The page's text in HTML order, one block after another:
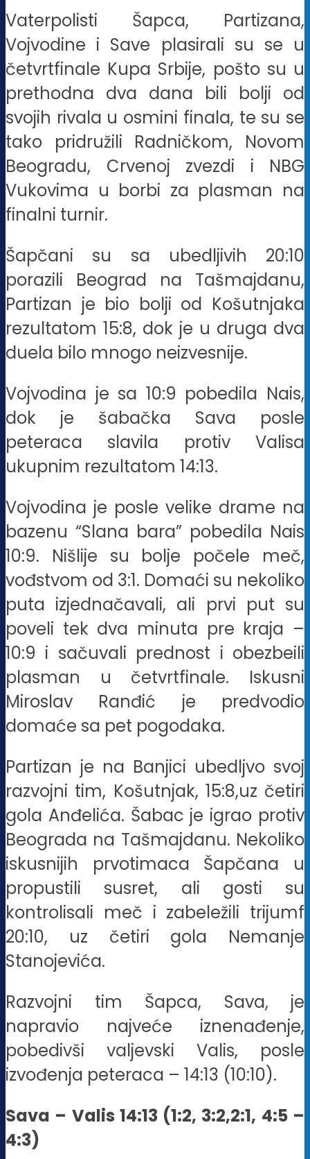
Vaterpolisti Šapca, Partizana,
Vojvodine i Save plasirali su se u
četvrtfinale Kupa Srbije, pošto su u
prethodna dva dana bili bolji od
svojih rivala u osmini finala, te su se
tako pridružili Radničkom, Novom
Beogradu, Crvenoj zvezdi i NBG
Vukovima u borbi za plasman na
finalni turnir.
Šapčani su sa ubedljivih 20:10
porazili Beograd na Tašmajdanu,
Partizan je bio bolji od Košutnjaka
rezultatom 15:8, dok je u druga dva
duela bilo mnogo neizvesnije.
Vojvodina je sa 10:9 pobedila Nais,
dok je šabačka Sava posle
peteraca slavila protiv Valisa
ukupnim rezultatom 14:13.
Vojvodina je posle velike drame na
bazenu “Slana bara” pobedila Nais
10:9. Nišlije su bolje počele meč,
vođstvom od 3:1. Domaći su nekoliko
puta izjednačavali, ali prvi put su
poveli tek dva minuta pre kraja –
10:9 i sačuvali prednost i obezbeili
plasman u četvrtfinale. Iskusni
Miroslav Ranđić je predvodio
domaće sa pet pogodaka.
Partizan je na Banjici ubedljvo svoj
razvojni tim, Košutnjak, 15:8,uz četiri
gola Anđelića. Šabac je igrao protiv
Beograda na Tašmajdanu. Nekoliko
iskusnijih prvotimaca Šapčana u
propustili susret, ali gosti su
kontrolisali meč i zabeležili trijumf
20:10, uz četiri gola Nemanje
Stanojevića.
Razvojni tim Šapca, Sava, je
napravio najveće iznenađenje,
pobedivši valjevski Valis, posle
izvođenja peteraca – 14:13 (10:10).
Sava – Valis 14:13 (1:2, 3:2,2:1, 4:5 –
4:3)